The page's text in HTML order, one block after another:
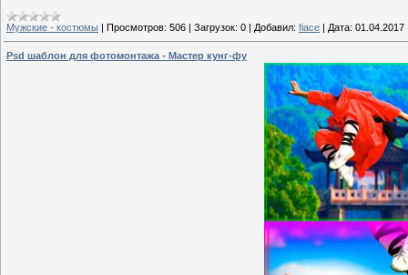
Мужские - костюмы | Просмотров: 506 | Загрузок: 0 | Добавил: fiace | Дата: 01.04.2017
Psd шаблон для фотомонтажа - Мастер кунг-фу